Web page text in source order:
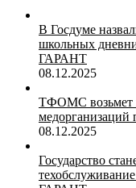
В Госдуме
школьных
ГАРАНТ
08.12.2025
ТФОМС возьмет
08.12.2025
Государство